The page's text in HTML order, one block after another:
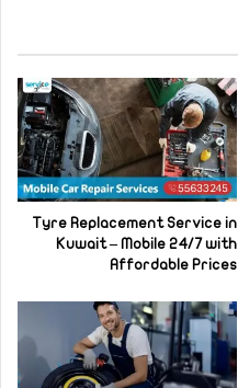
Tyre Replacement Service in
Kuwait – Mobile 24/7 with
Affordable Prices